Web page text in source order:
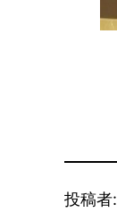
投稿者: